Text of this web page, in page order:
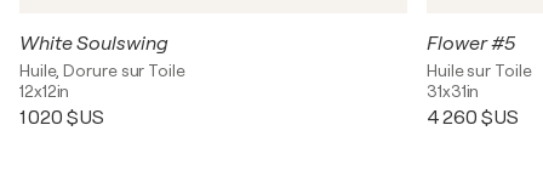
White Soulswing
Huile, Dorure sur Toile
12x12in
1 020 $US
Flower #5
Huile sur Toile
31x31in
4 260 $US